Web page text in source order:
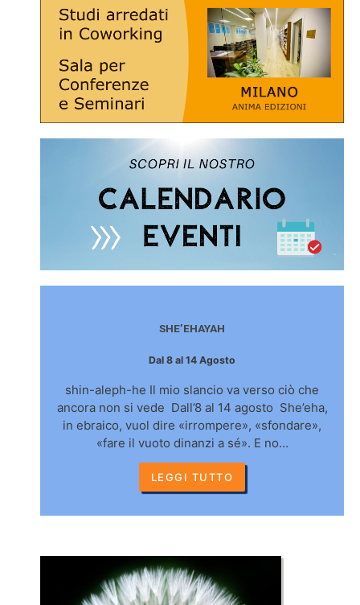
SHE’EHAYAH
Dal 8 al 14 Agosto
shin-aleph-he Il mio slancio va verso ciò che
ancora non si vede Dall’8 al 14 agosto She’eha,
in ebraico, vuol dire «irrompere», «sfondare»,
«fare il vuoto dinanzi a sé». E no…
LEGGI TUTTO